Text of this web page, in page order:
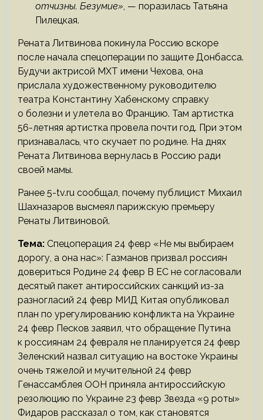
отчизны. Безумие», — поразилась Татьяна
Пилецкая.
Рената Литвинова покинула Россию вскоре
после начала спецоперации по защите Донбасса.
Будучи актрисой МХТ имени Чехова, она
прислала художественному руководителю
театра Константину Хабенскому справку
о болезни и улетела во Францию. Там артистка
56-летняя артистка провела почти год. При этом
признавалась, что скучает по родине. На днях
Рената Литвинова вернулась в Россию ради
своей мамы.
Ранее 5-tv.ru сообщал, почему публицист Михаил
Шахназаров высмеял парижскую премьеру
Ренаты Литвиновой.
Тема: Спецоперация 24 февр «Не мы выбираем
дорогу, а она нас»: Газманов призвал россиян
довериться Родине 24 февр В ЕС не согласовали
десятый пакет антироссийских санкций из-за
разногласий 24 февр МИД Китая опубликовал
план по урегулированию конфликта на Украине
24 февр Песков заявил, что обращение Путина
к россиянам 24 февраля не планируется 24 февр
Зеленский назвал ситуацию на востоке Украины
очень тяжелой и мучительной 24 февр
Генассамблея ООН приняла антироссийскую
резолюцию по Украине 23 февр Звезда «9 роты»
Фидаров рассказал о том, как становятся